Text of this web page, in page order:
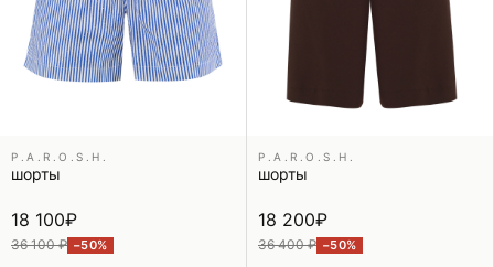
P.A.R.O.S.H.
шорты
18 100₽
36 100 ₽ −50%
P.A.R.O.S.H.
шорты
18 200₽
36 400 ₽ −50%